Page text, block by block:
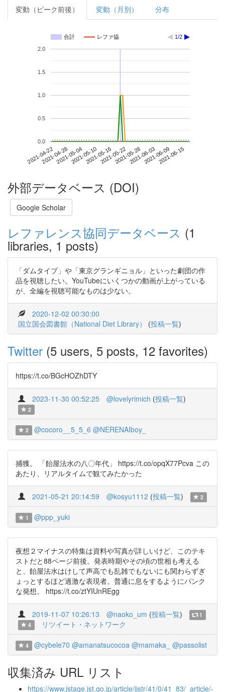
変動（ピーク前後） 変動（月別） 分布
合計 レファ協 1/2
2021-04-222021-04-282021-05-042021-05-102021-05-162021-05-222021-05-282021-06-032021-06-092021-06-15
0.0
0.5
1.0
1.5
2.0
外部データベース (DOI)
Google Scholar
レファレンス協同データベース (1
libraries, 1 posts)
「ダムタイプ」や「東京グランギニョル」といった劇団の作
品を視聴したい。YouTubeにいくつかの動画が上がっている
が、全編を視聴可能なものは少ない。
2020-12-02 00:30:00
国立国会図書館（National Diet Library）
(投稿一覧)
Twitter (5 users, 5 posts, 12 favorites)
https://t.co/BGcHOZhDTY
2023-11-30 00:52:25 @lovelyrimich (投稿一覧)
2
2 @cocoro__5_5_6 @NERENAIboy_
捕獲。 「飴屋法水の八〇年代」 https://t.co/opqX77Pcva この
あたり、リアルタイムで観てみたかった
2021-05-21 20:14:59 @kosyu1112 (投稿一覧) 2
1 @ppp_yuki
夜想２マイナスの特集は資料や写真が詳しいけど、このテキ
ストだと88ページ前後。発表時期やその頃の世相も考える
と、飴屋法水はけして声高でも乱雑でもないにも関わらずぎ
ょっとするほど過激な表現者。普通に息をするようにパンク
な発想。 https://t.co/ztYIUnREgg
2019-11-07 10:26:13 @naoko_um (投稿一覧)
1
4
リツイート・ネットワーク
4 @cybele70 @amanatsucocoa @mamaka_ @passolist
収集済み URL リスト
https://www.jstage.jst.go.jp/article/jjstr/41/0/41_83/_article/-